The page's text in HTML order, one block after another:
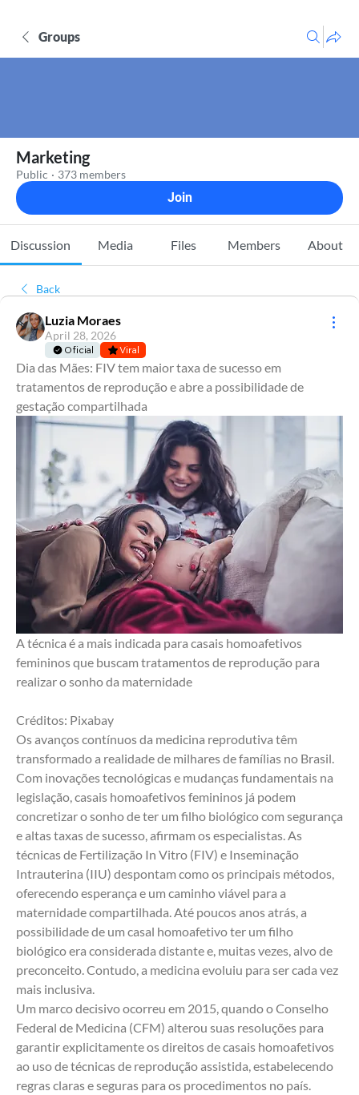
Groups
Marketing
Public · 373 members
Join
Discussion Media Files Members About
Back
Luzia Moraes
April 28, 2026
Oficial Viral
Dia das Mães: FIV tem maior taxa de sucesso em
tratamentos de reprodução e abre a possibilidade de
gestação compartilhada
A técnica é a mais indicada para casais homoafetivos
femininos que buscam tratamentos de reprodução para
realizar o sonho da maternidade
Créditos: Pixabay
Os avanços contínuos da medicina reprodutiva têm
transformado a realidade de milhares de famílias no Brasil.
Com inovações tecnológicas e mudanças fundamentais na
legislação, casais homoafetivos femininos já podem
concretizar o sonho de ter um filho biológico com segurança
e altas taxas de sucesso, afirmam os especialistas. As
técnicas de Fertilização In Vitro (FIV) e Inseminação
Intrauterina (IIU) despontam como os principais métodos,
oferecendo esperança e um caminho viável para a
maternidade compartilhada. Até poucos anos atrás, a
possibilidade de um casal homoafetivo ter um filho
biológico era considerada distante e, muitas vezes, alvo de
preconceito. Contudo, a medicina evoluiu para ser cada vez
mais inclusiva.
Um marco decisivo ocorreu em 2015, quando o Conselho
Federal de Medicina (CFM) alterou suas resoluções para
garantir explicitamente os direitos de casais homoafetivos
ao uso de técnicas de reprodução assistida, estabelecendo
regras claras e seguras para os procedimentos no país.